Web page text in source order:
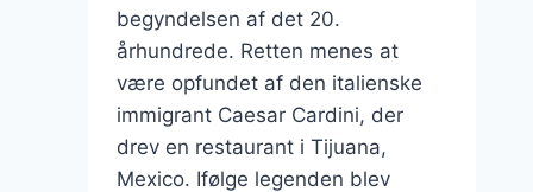
begyndelsen af det 20.
århundrede. Retten menes at
være opfundet af den italienske
immigrant Caesar Cardini, der
drev en restaurant i Tijuana,
Mexico. Ifølge legenden blev